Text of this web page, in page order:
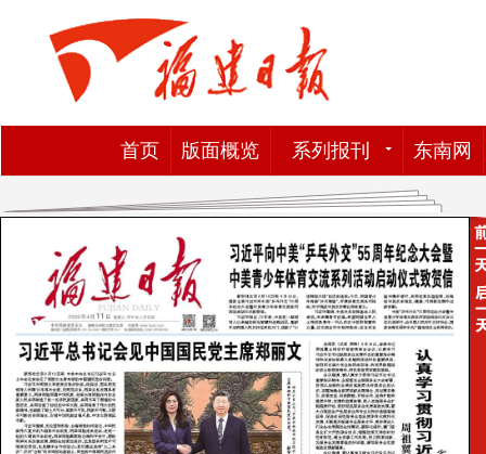
首页 版面概览 系列报刊 东南网